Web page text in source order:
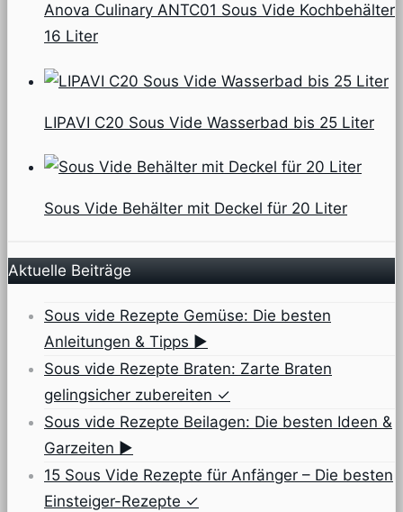
Anova Culinary ANTC01 Sous Vide Kochbehälter
16 Liter
LIPAVI C20 Sous Vide Wasserbad bis 25 Liter
Sous Vide Behälter mit Deckel für 20 Liter
Aktuelle Beiträge
Sous vide Rezepte Gemüse: Die besten
Anleitungen & Tipps ▶
Sous vide Rezepte Braten: Zarte Braten
gelingsicher zubereiten ✓
Sous vide Rezepte Beilagen: Die besten Ideen &
Garzeiten ▶
15 Sous Vide Rezepte für Anfänger – Die besten
Einsteiger-Rezepte ✓